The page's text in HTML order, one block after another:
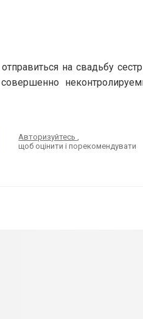
на свадьбу
Авторизуйтесь
щоб оцінити і порекомендувати